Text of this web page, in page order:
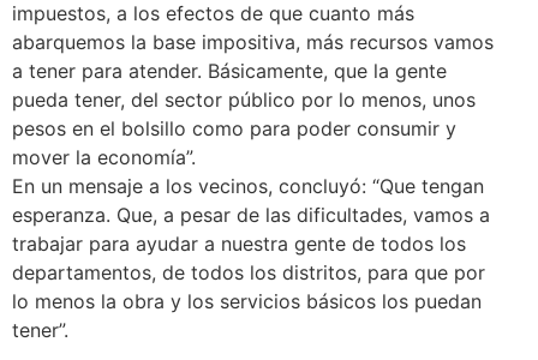
impuestos, a los efectos de que cuanto más
abarquemos la base impositiva, más recursos vamos
a tener para atender. Básicamente, que la gente
pueda tener, del sector público por lo menos, unos
pesos en el bolsillo como para poder consumir y
mover la economía”.
En un mensaje a los vecinos, concluyó: “Que tengan
esperanza. Que, a pesar de las dificultades, vamos a
trabajar para ayudar a nuestra gente de todos los
departamentos, de todos los distritos, para que por
lo menos la obra y los servicios básicos los puedan
tener”.